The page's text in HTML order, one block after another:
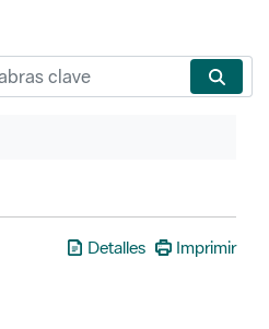
Detalles Imprimir